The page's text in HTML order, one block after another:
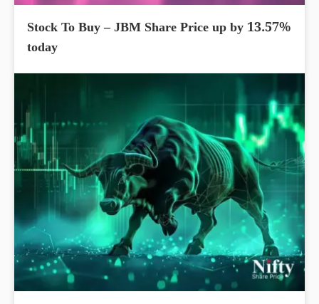
Stock To Buy – JBM Share Price up by 13.57%
today